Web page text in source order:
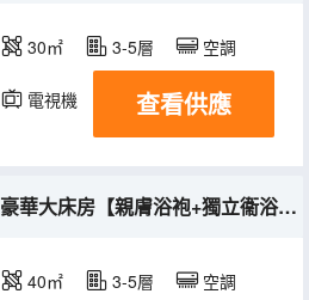
30㎡ 3-5層 空調
電視機 查看供應
豪華大床房【親膚浴袍+獨立衞浴+全明落地窗】
40㎡ 3-5層 空調